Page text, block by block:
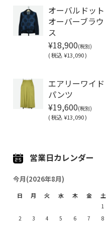
オーバルドット
オーバーブラウ
ス
¥18,900(税別)
(税込¥13,090 )
エアリーワイド
パンツ
¥19,600(税別)
(税込¥13,090 )
営業日カレンダー
今月(2026年8月)
日 月 火 水 木 金 土
1
2
3 4 5 6 7 8